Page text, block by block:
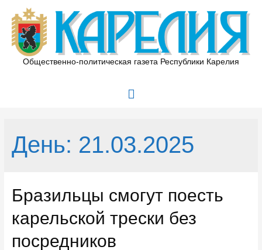
содержимому
Общественно-политическая газета Республики Карелия
Главное
День: 21.03.2025
Бразильцы смогут поесть
карельской трески без
посредников